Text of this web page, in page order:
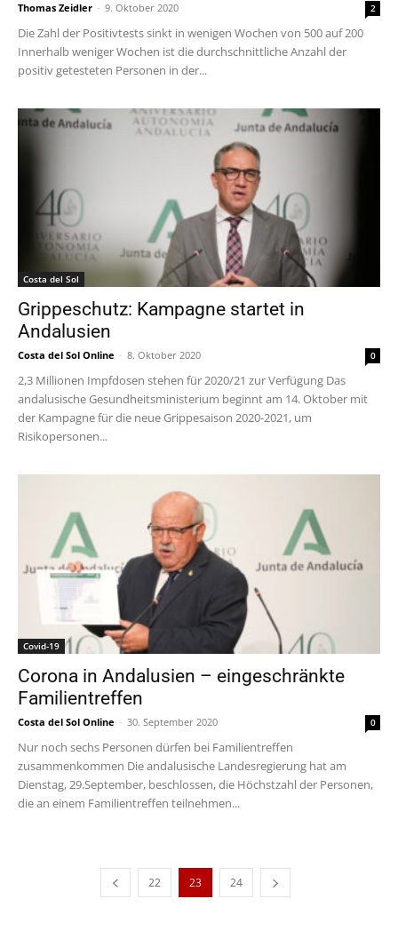
Thomas Zeidler - 9. Oktober 2020 2
Die Zahl der Positivtests sinkt in wenigen Wochen von 500 auf 200
Innerhalb weniger Wochen ist die durchschnittliche Anzahl der
positiv getesteten Personen in der...
Costa del Sol
Grippeschutz: Kampagne startet in
Andalusien
Costa del Sol Online - 8. Oktober 2020 0
2,3 Millionen Impfdosen stehen für 2020/21 zur Verfügung Das
andalusische Gesundheitsministerium beginnt am 14. Oktober mit
der Kampagne für die neue Grippesaison 2020-2021, um
Risikopersonen...
Covid-19
Corona in Andalusien – eingeschränkte
Familientreffen
Costa del Sol Online - 30. September 2020 0
Nur noch sechs Personen dürfen bei Familientreffen
zusammenkommen Die andalusische Landesregierung hat am
Dienstag, 29.September, beschlossen, die Höchstzahl der Personen,
die an einem Familientreffen teilnehmen...
22 23 24